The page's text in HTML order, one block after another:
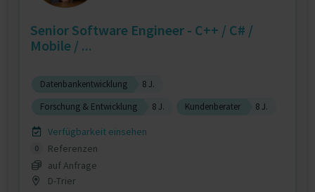
Senior Software Engineer - C++ / C# /
Mobile / ...
Datenbankentwicklung
8 J.
Forschung & Entwicklung
8 J. Kundenberater 8 J.
Verfügbarkeit einsehen
0
Referenzen
auf Anfrage
D-Trier